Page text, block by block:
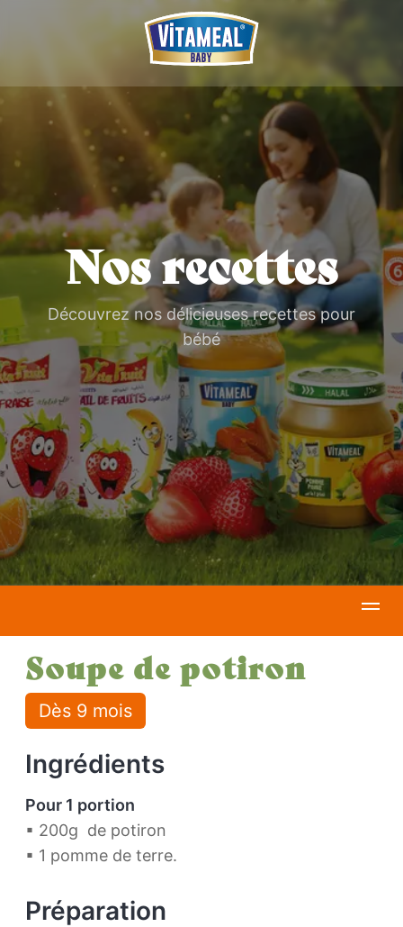
Nos recettes
Découvrez nos délicieuses recettes pour
bébé
Soupe de potiron
Dès 9 mois
Ingrédients
Pour 1 portion
▪ 200g de potiron
▪ 1 pomme de terre.
Préparation